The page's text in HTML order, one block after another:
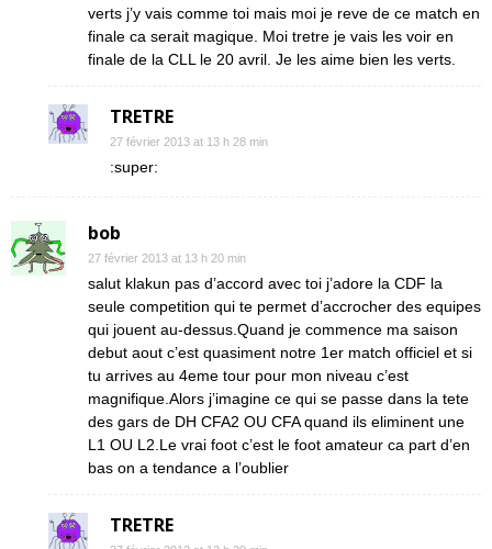
verts j’y vais comme toi mais moi je reve de ce match en
finale ca serait magique. Moi tretre je vais les voir en
finale de la CLL le 20 avril. Je les aime bien les verts.
TRETRE
27 février 2013 at 13 h 28 min
:super:
bob
27 février 2013 at 13 h 20 min
salut klakun pas d’accord avec toi j’adore la CDF la
seule competition qui te permet d’accrocher des equipes
qui jouent au-dessus.Quand je commence ma saison
debut aout c’est quasiment notre 1er match officiel et si
tu arrives au 4eme tour pour mon niveau c’est
magnifique.Alors j’imagine ce qui se passe dans la tete
des gars de DH CFA2 OU CFA quand ils eliminent une
L1 OU L2.Le vrai foot c’est le foot amateur ca part d’en
bas on a tendance a l’oublier
TRETRE